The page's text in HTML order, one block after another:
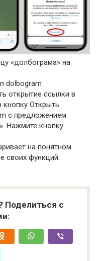
«долбограма» на
dolbogram
открытие ссылки в
кнопку Открыть
с предложением
Нажмите кнопку
на понятном
своих функций.
Поделиться с